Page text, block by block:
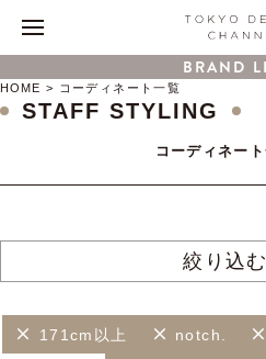
BRAND
HOME コーディネート一覧
STAFF STYLING
コーディネー
絞り込む
171cm以上 notch.